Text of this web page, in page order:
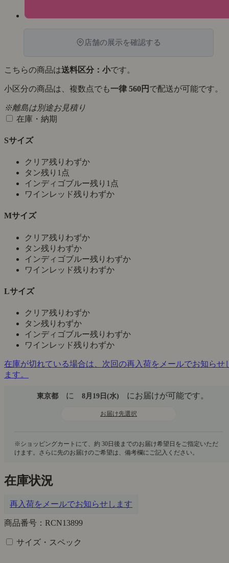
店舗の展示を確認する
こちらの商品は送料区分：小です。
小区分の商品は、複数点でも一律 560円 で配送が可能です。
※離島は別途お見積り
在庫・納期
Sサイズ
クリア残りわずか
タン残り1点
インディゴブルー残り1点
ワインレッド残りわずか
Mサイズ
クリア残りわずか
タン残りわずか
インディゴブルー残りわずか
ワインレッド残りわずか
Lサイズ
クリア残りわずか
タン残りわずか
インディゴブルー残りわずか
ワインレッド残りわずか
在庫が切れている場合は、次回の再入荷をメールでお知らせ
ます。
東京都 に 8月19日(水) にお届けが可能です。
お届け先選択
在庫状況
再入荷をメールでお知らせします
商品番号：RCN13899
サイズ・スペック